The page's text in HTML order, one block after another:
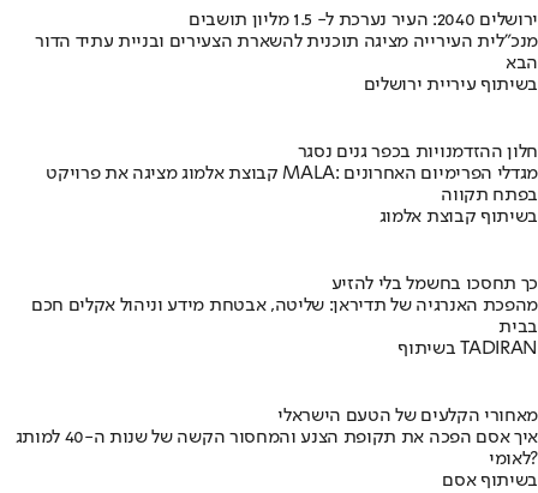
ירושלים 2040: העיר נערכת ל- 1.5 מליון תושבים
מנכ"לית העירייה מציגה תוכנית להשארת הצעירים ובניית עתיד הדור
הבא
בשיתוף עיריית ירושלים
חלון ההזדמנויות בכפר גנים נסגר
קבוצת אלמוג מציגה את פרויקט MALA: מגדלי הפרימיום האחרונים
בפתח תקווה
בשיתוף קבוצת אלמוג
כך תחסכו בחשמל בלי להזיע
מהפכת האנרגיה של תדיראן: שליטה, אבטחת מידע וניהול אקלים חכם
בבית
בשיתוף TADIRAN
מאחורי הקלעים של הטעם הישראלי
איך אסם הפכה את תקופת הצנע והמחסור הקשה של שנות ה-40 למותג
לאומי?
בשיתוף אסם